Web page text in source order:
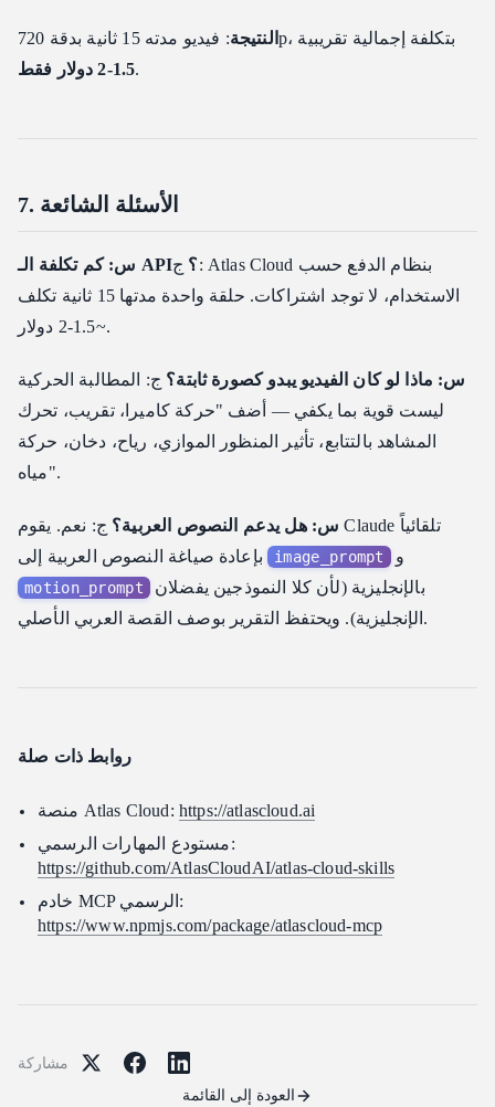
النتيجة
: فيديو مدته 15 ثانية بدقة 720p، بتكلفة إجمالية تقريبية
1.5-2 دولار فقط.
7. الأسئلة الشائعة
س: كم تكلفة الـ API؟ ج: Atlas Cloud بنظام الدفع حسب
الاستخدام، لا توجد اشتراكات. حلقة واحدة مدتها 15 ثانية تكلف
~1.5-2 دولار.
س: ماذا لو كان الفيديو يبدو كصورة ثابتة؟ ج: المطالبة الحركية
ليست قوية بما يكفي — أضف "حركة كاميرا، تقريب، تحرك
المشاهد بالتتابع، تأثير المنظور الموازي، رياح، دخان، حركة
مياه".
س: هل يدعم النصوص العربية؟ ج: نعم. يقوم Claude تلقائياً
بإعادة صياغة النصوص العربية إلى image_prompt و
motion_prompt بالإنجليزية (لأن كلا النموذجين يفضلان
الإنجليزية). ويحتفظ التقرير بوصف القصة العربي الأصلي.
روابط ذات صلة
منصة Atlas Cloud: https://atlascloud.ai
مستودع المهارات الرسمي:
https://github.com/AtlasCloudAI/atlas-cloud-skills
خادم MCP الرسمي:
https://www.npmjs.com/package/atlascloud-mcp
مشاركة
العودة إلى القائمة